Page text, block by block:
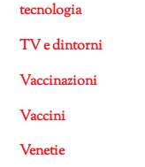
tecnologia
TV e dintorni
Vaccinazioni
Vaccini
Venetie